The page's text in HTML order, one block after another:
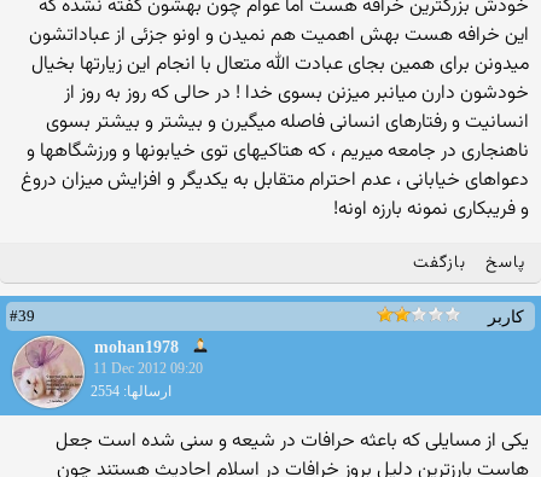
خودش بزرگترین خرافه هست اما عوام چون بهشون گفته نشده که
این خرافه هست بهش اهمیت هم نمیدن و اونو جزئی از عباداتشون
میدونن برای همین بجای عبادت الله متعال با انجام این زیارتها بخیال
خودشون دارن میانبر میزنن بسوی خدا ! در حالی که روز به روز از
انسانیت و رفتارهای انسانی فاصله میگیرن و بیشتر و بیشتر بسوی
ناهنجاری در جامعه میریم ، که هتاکیهای توی خیابونها و ورزشگاهها و
دعواهای خیابانی ، عدم احترام متقابل به یکدیگر و افزایش میزان دروغ
و فریبکاری نمونه بارزه اونه!
پاسخ بازگفت
کاربر
#39
mohan1978
11 Dec 2012 09:20
ارسالها: 2554
یکی از مسایلی که باعثه حرافات در شیعه و سنی شده است جعل
هاست بارزترین دلیل بروز خرافات در اسلام احادیث هستند چون